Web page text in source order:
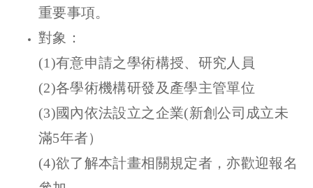
重要事項。
對象：
(1)有意申請之學術構授、研究人員
(2)各學術機構研發及產學主管單位
(3)國內依法設立之企業(新創公司成立未
滿5年者）
(4)欲了解本計畫相關規定者，亦歡迎報名